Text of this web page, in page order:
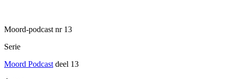
Moord-podcast nr 13
Serie
Moord Podcast deel 13